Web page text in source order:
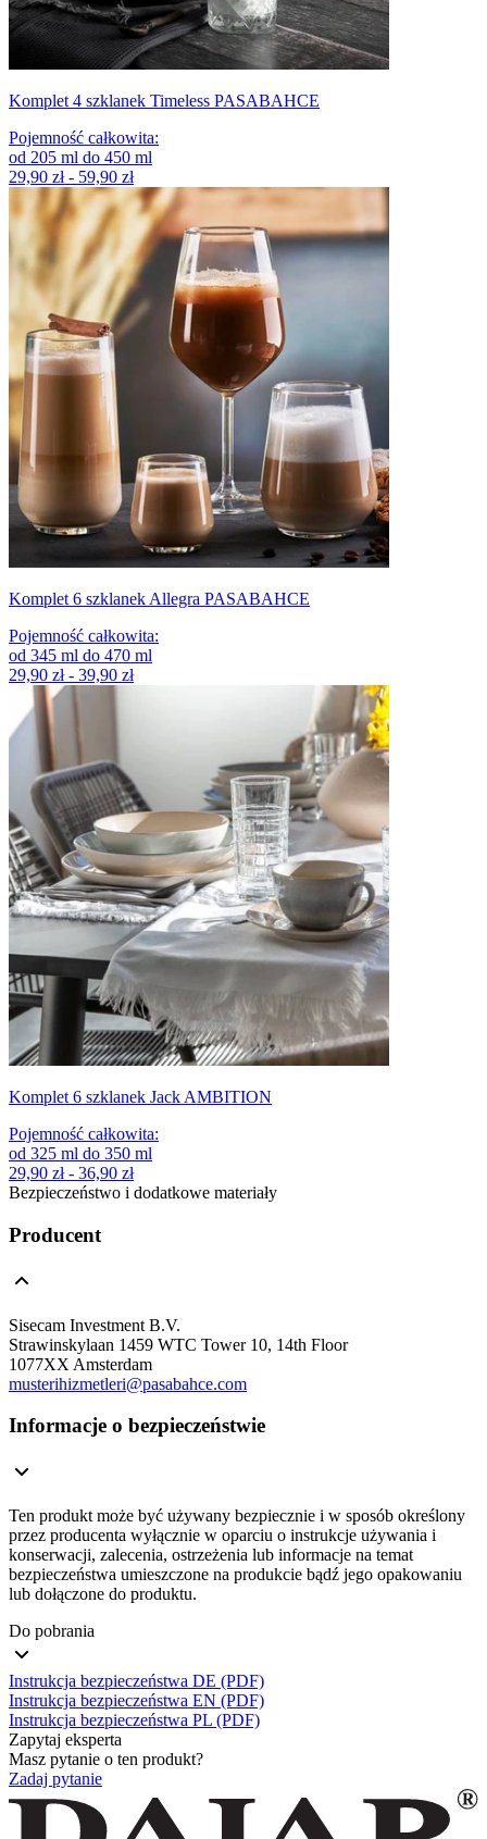
Komplet 4 szklanek Timeless PASABAHCE
Pojemność całkowita:
od 205 ml do 450 ml
29,90 zł - 59,90 zł
Komplet 6 szklanek Allegra PASABAHCE
Pojemność całkowita:
od 345 ml do 470 ml
29,90 zł - 39,90 zł
Komplet 6 szklanek Jack AMBITION
Pojemność całkowita:
od 325 ml do 350 ml
29,90 zł - 36,90 zł
Bezpieczeństwo i dodatkowe materiały
Producent
Sisecam Investment B.V.
Strawinskylaan 1459 WTC Tower 10, 14th Floor
1077XX Amsterdam
musterihizmetleri@pasabahce.com
Informacje o bezpieczeństwie
Ten produkt może być używany bezpiecznie i w sposób określony
przez producenta wyłącznie w oparciu o instrukcje używania i
konserwacji, zalecenia, ostrzeżenia lub informacje na temat
bezpieczeństwa umieszczone na produkcie bądź jego opakowaniu
lub dołączone do produktu.
Do pobrania
Instrukcja bezpieczeństwa DE (PDF)
Instrukcja bezpieczeństwa EN (PDF)
Instrukcja bezpieczeństwa PL (PDF)
Zapytaj eksperta
Masz pytanie o ten produkt?
Zadaj pytanie